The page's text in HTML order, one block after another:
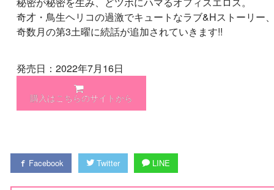
奇才・鳥生ヘリコの過激でキュートなラブ&Hストーリー、
奇数月の第3土曜に続話が追加されていきます!!
発売日：2022年7月16日
購入はこちらのサイトから
Facebook Twitter LINE